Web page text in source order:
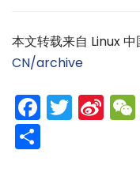
本文转载来自 Linux 中
CN/archive